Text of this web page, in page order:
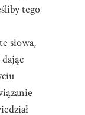
tego
słowa,